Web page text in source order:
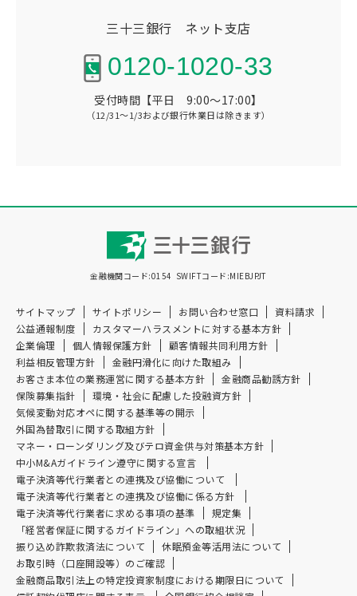
三十三銀行 ネット支店
0120-1020-33
受付時間【平日 9:00～17:00】
（12/31～1/3および銀行休業日は除きます）
金融機関コード:0154 SWIFTコード:MIEBJPJT
サイトマップ サイトポリシー お問い合わせ窓口
資料請求
公益通報制度
カスタマーハラスメントに対する基本方針
企業倫理
個人情報保護方針
顧客情報共同利用方針
利益相反管理方針
金融円滑化に向けた取組み
お客さま本位の業務運営に関する基本方針
金融商品勧誘方針
保険募集指針
環境・社会に配慮した投融資方針
気候変動対応オペに関する基準等の開示
外国為替取引に関する取組方針
マネー・ローンダリング及びテロ資金供与対策基本方針
中小M&Aガイドライン遵守に関する宣言
電子決済等代行業者との連携及び協働について
電子決済等代行業者との連携及び協働に係る方針
電子決済等代行業者に求める事項の基準
規定集
「経営者保証に関するガイドライン」への取組状況
振り込め詐欺救済法について
休眠預金等活用法について
お取引時（口座開設等）のご確認
金融商品取引法上の特定投資家制度における期限日について